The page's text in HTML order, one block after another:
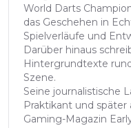
World Darts
das Geschehen in
Spielverläufe und
Darüber hinaus
Hintergrundtexte
Szene.
Seine journalistische
Praktikant und
Gaming-Magazin